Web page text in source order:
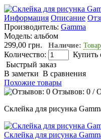
Информация Описание
Производитель: Gamma
Модель: альбом
299,00 грн. Наличие:
Количество:
Купить
Быстрый заказ
В заметки В сравнения
Похожие товары
Отзывов: 0 /
Склейка для рисунка
Склейка для рисунка